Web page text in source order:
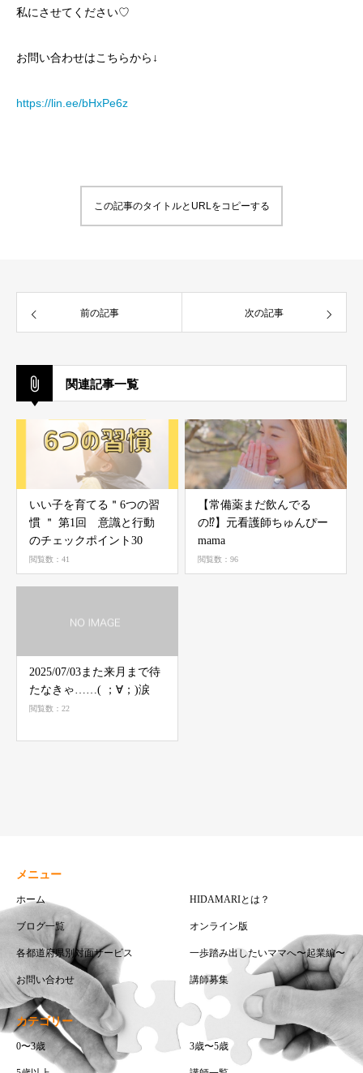
私にさせてください♡
お問い合わせはこちらから↓
https://lin.ee/bHxPe6z
この記事のタイトルとURLをコピーする
前の記事 次の記事
関連記事一覧
いい子を育てる＂6つの習
慣 ＂ 第1回 意識と行動
のチェックポイント30
閲覧数：41
【常備薬まだ飲んでる
の⁉️】元看護師ちゅんぴー
mama
閲覧数：96
2025/07/03また来月まで待
たなきゃ……(⁠ ⁠；⁠∀⁠；⁠)涙
閲覧数：22
メニュー
ホーム HIDAMARIとは？
ブログ一覧 オンライン版
各都道府県別対面サービス 一歩踏み出したいママへ〜起業編〜
お問い合わせ 講師募集
カテゴリー
0〜3歳 3歳〜5歳